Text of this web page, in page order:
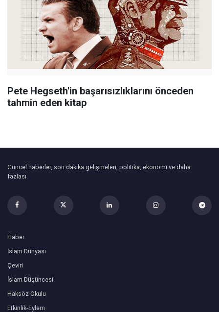
Pete Hegseth'in başarısızlıklarını önceden
tahmin eden kitap
Güncel haberler, son dakika gelişmeleri, politika, ekonomi ve daha
fazlası.
Haber
İslam Dünyası
Çeviri
İslam Düşüncesi
Haksöz Okulu
Etkinlik-Eylem